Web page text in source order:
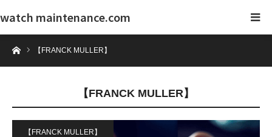
watch maintenance.com
ホーム【FRANCK MULLER】
【FRANCK MULLER】
【FRANCK MULLER】